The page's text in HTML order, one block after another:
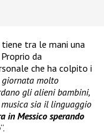
tra le mani una
da
che ha colpito i
giornata molto
gli alieni bambini,
sia il linguaggio
in Messico sperando
“.